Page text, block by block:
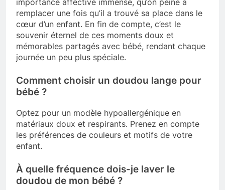
remplacer une fois qu’il a trouvé sa place dans le
cœur d’un enfant. En fin de compte, c’est le
souvenir éternel de ces moments doux et
mémorables partagés avec bébé, rendant chaque
journée un peu plus spéciale.
Comment choisir un doudou lange pour
bébé ?
Optez pour un modèle hypoallergénique en
matériaux doux et respirants. Prenez en compte
les préférences de couleurs et motifs de votre
enfant.
À quelle fréquence dois-je laver le
doudou de mon bébé ?